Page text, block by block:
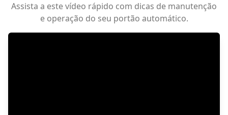
Assista a este vídeo rápido com dicas de manutenção
e operação do seu portão automático.